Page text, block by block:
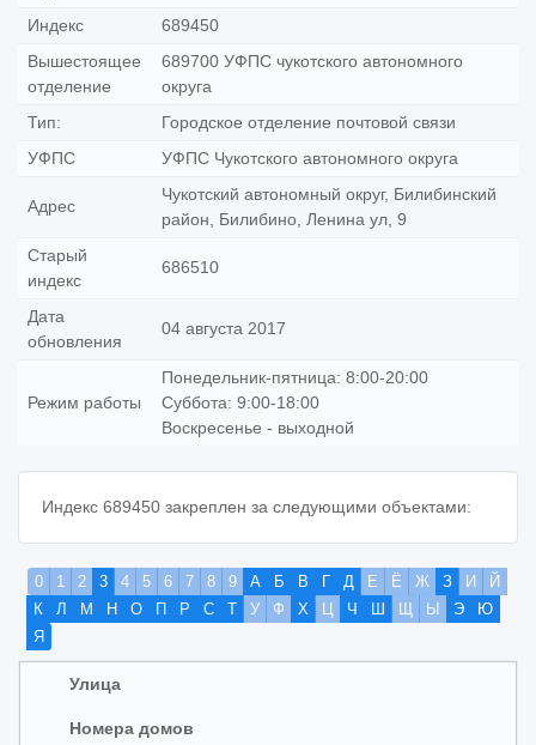
Индекс
689450
Вышестоящее
отделение
689700 УФПС чукотского автономного
округа
Тип:
Городское отделение почтовой связи
УФПС
УФПС Чукотского автономного округа
Адрес
Чукотский автономный округ, Билибинский
район, Билибино, Ленина ул, 9
Старый
индекс
686510
Дата
обновления
04 августа 2017
Режим работы
Понедельник-пятница: 8:00-20:00
Суббота: 9:00-18:00
Воскресенье - выходной
Индекс 689450 закреплен за следующими объектами:
0 1 2 3 4 5 6 7 8 9 А Б В Г Д Е Ё Ж З И
Й
К
Л М Н О П Р С Т У Ф Х Ц Ч Ш Щ Ы Э
Ю
Я
Улица
Номера домов